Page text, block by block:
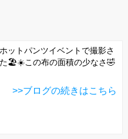
ットパンツイベントで撮影さ
🏖☀️この布の面積の少なさ🤣
>>ブログの続きはこちら